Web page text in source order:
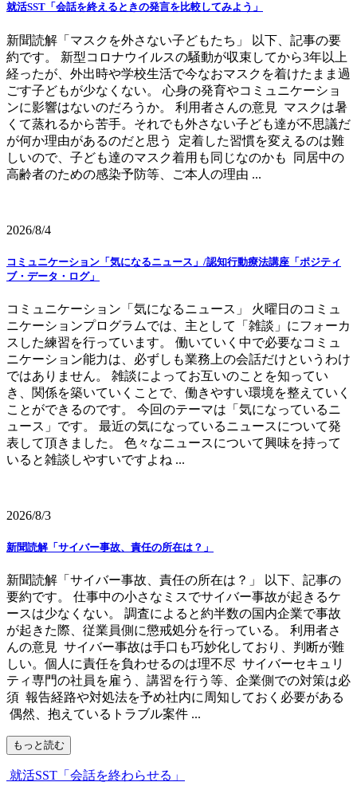
就活SST「会話を終えるときの発言を比較してみよう」
新聞読解「マスクを外さない子どもたち」 以下、記事の要
約です。 新型コロナウイルスの騒動が収束してから3年以上
経ったが、外出時や学校生活で今なおマスクを着けたまま過
ごす子どもが少なくない。 心身の発育やコミュニケーショ
ンに影響はないのだろうか。 利用者さんの意見 マスクは暑
くて蒸れるから苦手。それでも外さない子ども達が不思議だ
が何か理由があるのだと思う 定着した習慣を変えるのは難
しいので、子ども達のマスク着用も同じなのかも 同居中の
高齢者のための感染予防等、ご本人の理由 ...
2026/8/4
コミュニケーション「気になるニュース」/認知行動療法講座「ポジティ
ブ・データ・ログ」
コミュニケーション「気になるニュース」 火曜日のコミュ
ニケーションプログラムでは、主として「雑談」にフォーカ
スした練習を行っています。 働いていく中で必要なコミュ
ニケーション能力は、必ずしも業務上の会話だけというわけ
ではありません。 雑談によってお互いのことを知ってい
き、関係を築いていくことで、働きやすい環境を整えていく
ことができるのです。 今回のテーマは「気になっているニ
ュース」です。 最近の気になっているニュースについて発
表して頂きました。 色々なニュースについて興味を持って
いると雑談しやすいですよね ...
2026/8/3
新聞読解「サイバー事故、責任の所在は？」
新聞読解「サイバー事故、責任の所在は？」 以下、記事の
要約です。 仕事中の小さなミスでサイバー事故が起きるケ
ースは少なくない。 調査によると約半数の国内企業で事故
が起きた際、従業員側に懲戒処分を行っている。 利用者さ
んの意見 サイバー事故は手口も巧妙化しており、判断が難
しい。個人に責任を負わせるのは理不尽 サイバーセキュリ
ティ専門の社員を雇う、講習を行う等、企業側での対策は必
須 報告経路や対処法を予め社内に周知しておく必要がある
偶然、抱えているトラブル案件 ...
もっと読む
就活SST「会話を終わらせる」